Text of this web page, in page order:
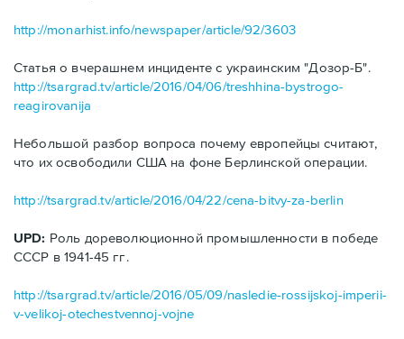
http://monarhist.info/newspaper/article/92/3603
Статья о вчерашнем инциденте с украинским "Дозор-Б".
http://tsargrad.tv/article/2016/04/06/treshhina-bystrogo-
reagirovanija
Небольшой разбор вопроса почему европейцы считают,
что их освободили США на фоне Берлинской операции.
http://tsargrad.tv/article/2016/04/22/cena-bitvy-za-berlin
UPD: Роль дореволюционной промышленности в победе
СССР в 1941-45 гг.
http://tsargrad.tv/article/2016/05/09/nasledie-rossijskoj-imperii-
v-velikoj-otechestvennoj-vojne